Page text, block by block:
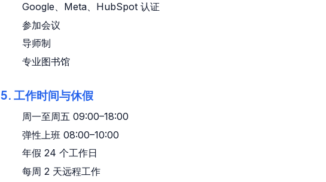
Google、Meta、HubSpot 认证
参加会议
导师制
专业图书馆
5. 工作时间与休假
周一至周五 09:00–18:00
弹性上班 08:00–10:00
年假 24 个工作日
每周 2 天远程工作